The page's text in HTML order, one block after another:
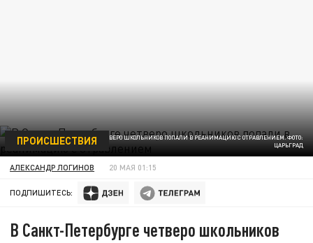
В САНКТ-ПЕТЕРБУРГЕ ЧЕТВЕРО ШКОЛЬНИКОВ ПОПАЛИ В РЕАНИМАЦИЮ С ОТРАВЛЕНИЕМ. ФОТО:
ЦАРЬГРАД
ПРОИСШЕСТВИЯ
АЛЕКСАНДР ЛОГИНОВ 20 МАЯ 01:15
ПОДПИШИТЕСЬ:
В Санкт-Петербурге четверо школьников